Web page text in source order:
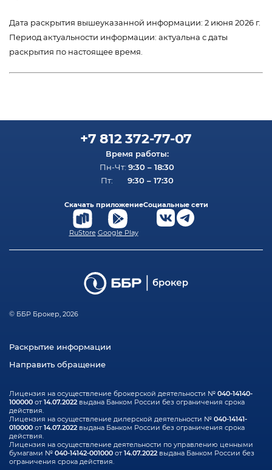
Дата раскрытия вышеуказанной информации: 2 июня 2026 г.
Период актуальности информации: актуальна с даты
раскрытия по настоящее время.
+7 812 372-77-07
Время работы:
Пн-Чт: 9:30 – 18:30
Пт: 9:30 – 17:30
Скачать приложение
RuStore Google Play
Социальные сети
© ББР Брокер, 2026
Лицензия на осуществление брокерской деятельности № 040-14140-
100000от14.07.2022выдана Банком России без ограничения срока
действия.
Лицензия на осуществление дилерской деятельности № 040-14141-
010000от14.07.2022выдана Банком России без ограничения срока
действия.
Лицензия на осуществление деятельности по управлению ценными
бумагами № 040-14142-001000от14.07.2022выдана Банком России без
ограничения срока действия.
Раскрытие информации
Направить обращение